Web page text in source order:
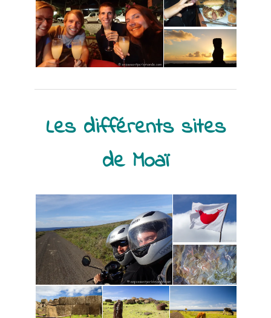
Les différents sites
de Moaï